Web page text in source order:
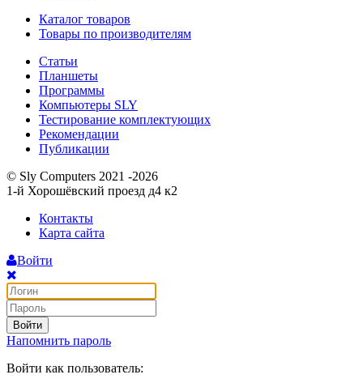
Каталог товаров
Товары по производителям
Статьи
Планшеты
Программы
Компьютеры SLY
Тестирование комплектующих
Рекомендации
Публикации
© Sly Computers 2021 -2026
1-й Хорошёвский проезд д4 к2
Контакты
Карта сайта
Войти
Войти
Напомнить пароль
Войти как пользователь: